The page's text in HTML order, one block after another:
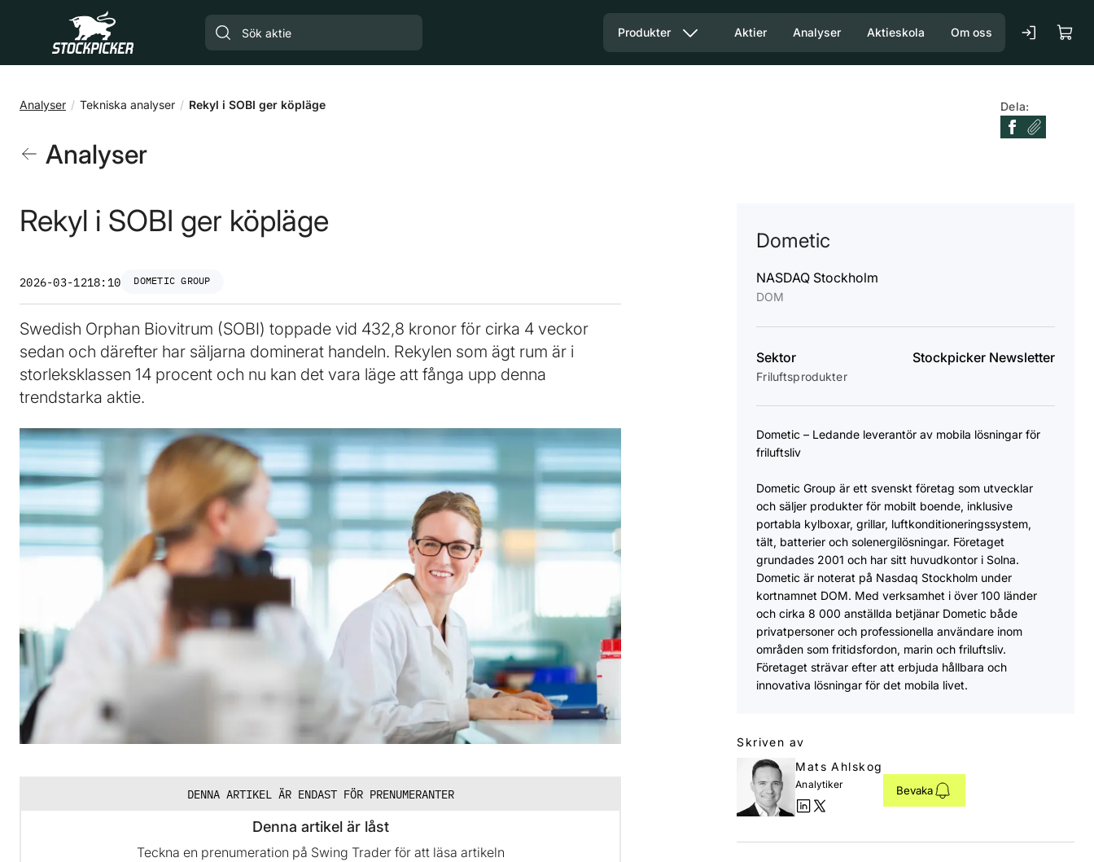
Gå till huvudinnehåll
Produkter Aktier Analyser Aktieskola Om oss
Analyser Tekniska analyser Rekyl i SOBI ger köpläge Dela:
Analyser
Rekyl i SOBI ger köpläge
2026-03-1218:10 DOMETIC GROUP
Swedish Orphan Biovitrum (SOBI) toppade vid 432,8 kronor för cirka 4 veckor
sedan och därefter har säljarna dominerat handeln. Rekylen som ägt rum är i
storleksklassen 14 procent och nu kan det vara läge att fånga upp denna
trendstarka aktie.
DENNA ARTIKEL ÄR ENDAST FÖR PRENUMERANTER
Denna artikel är låst
Teckna en prenumeration på Swing Trader för att läsa artikeln
Dometic
NASDAQ Stockholm
DOM
Sektor
Friluftsprodukter
Stockpicker Newsletter
Dometic – Ledande leverantör av mobila lösningar för
friluftsliv
Dometic Group är ett svenskt företag som utvecklar
och säljer produkter för mobilt boende, inklusive
portabla kylboxar, grillar, luftkonditioneringssystem,
tält, batterier och solenergilösningar. Företaget
grundades 2001 och har sitt huvudkontor i Solna.
Dometic är noterat på Nasdaq Stockholm under
kortnamnet DOM. Med verksamhet i över 100 länder
och cirka 8 000 anställda betjänar Dometic både
privatpersoner och professionella användare inom
områden som fritidsfordon, marin och friluftsliv.
Företaget strävar efter att erbjuda hållbara och
innovativa lösningar för det mobila livet.
Skriven av
Mats Ahlskog
Analytiker Bevaka